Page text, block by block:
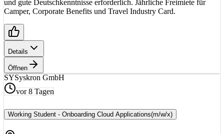
und gute Deutschkenntnisse erforderlich. Jährliche Freimiete für
Camper, Corporate Benefits und Travel Industry Card.
Details
Öffnen
SYSyskron GmbH
vor 8 Tagen
Working Student - Onboarding Cloud Applications(m/w/x)